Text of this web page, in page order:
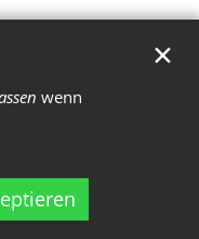
wenn
✕